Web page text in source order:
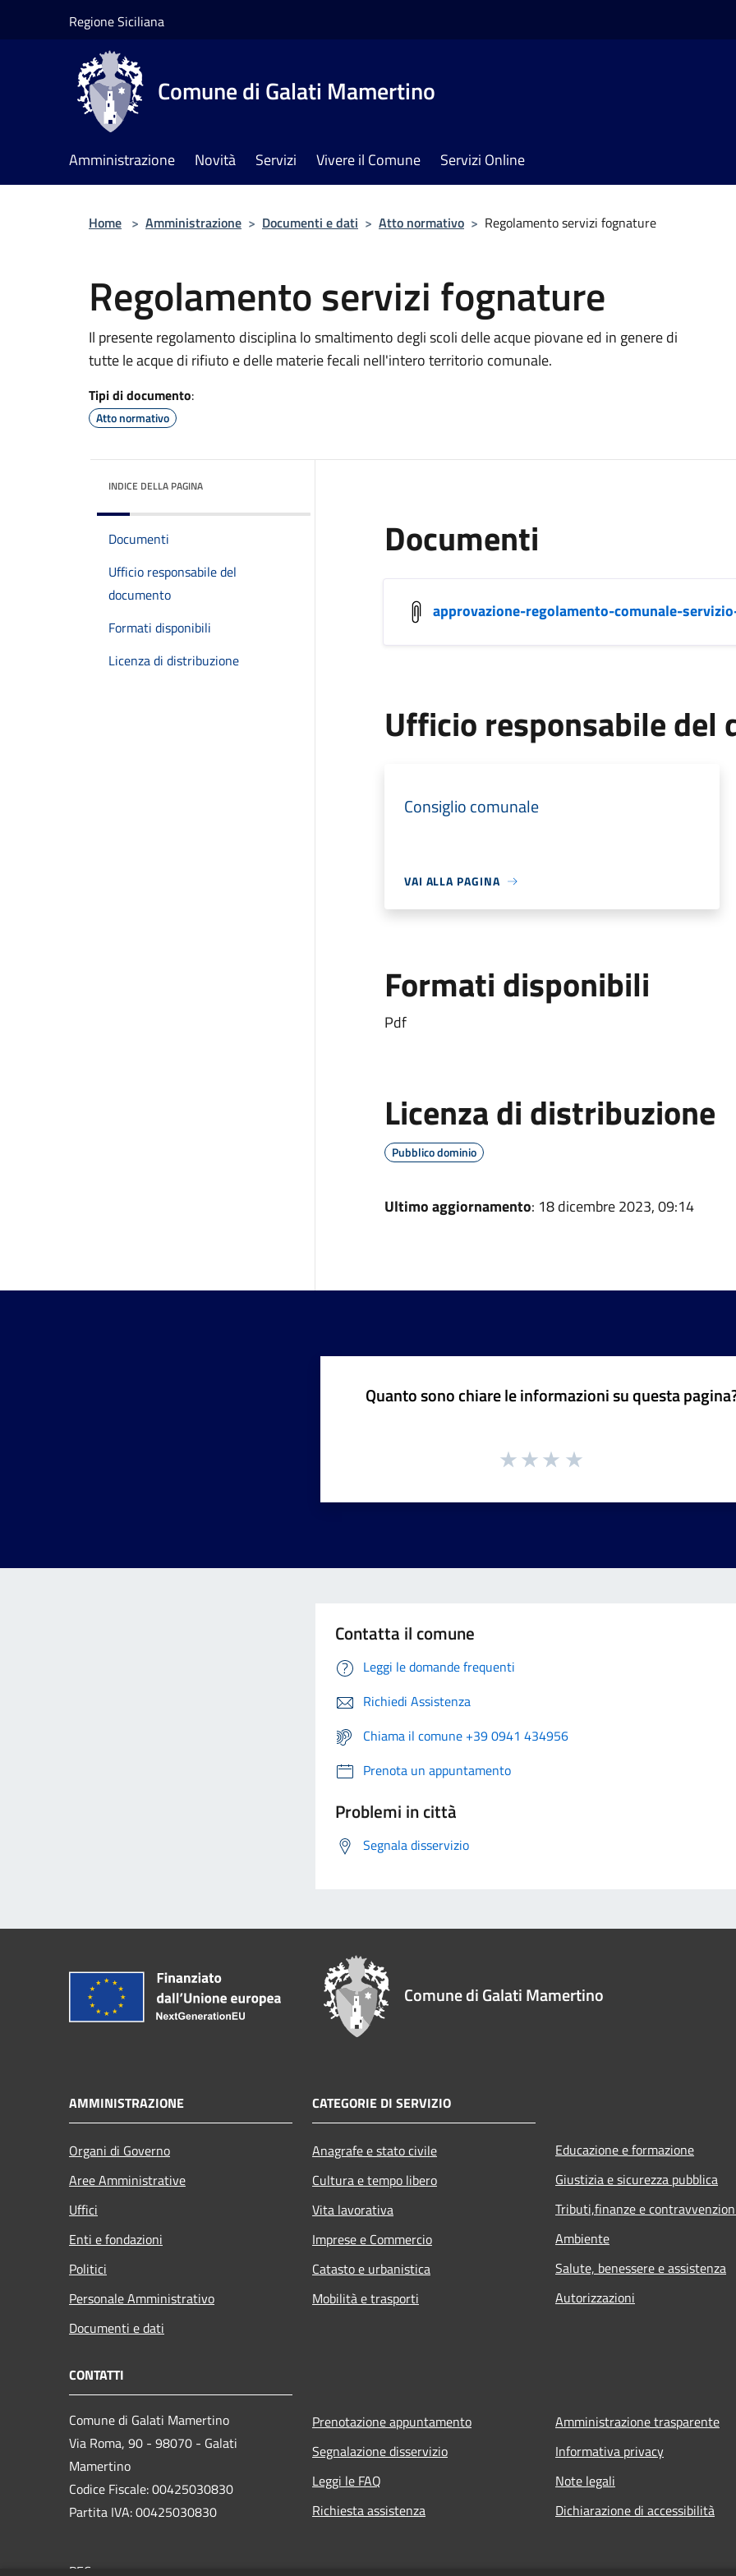
Regione Siciliana
Comune di Galati Mamertino
Amministrazione Novità Servizi Vivere il Comune Servizi Online
Home > Amministrazione > Documenti e dati > Atto normativo > Regolamento servizi fognature
Regolamento servizi fognature
Il presente regolamento disciplina lo smaltimento degli scoli delle acque piovane ed in genere di
tutte le acque di rifiuto e delle materie fecali nell'intero territorio comunale.
Tipi di documento:
Atto normativo
INDICE DELLA PAGINA
Documenti
Ufficio responsabile del
documento
Formati disponibili
Licenza di distribuzione
Documenti
approvazione-regolamento-comunale-
Ufficio responsabile del
Consiglio comunale
VAI ALLA PAGINA
Formati disponibili
Pdf
Licenza di distribuzione
Pubblico dominio
Ultimo aggiornamento: 18 dicembre 2023, 09:14
Quanto sono chiare le informazioni su questa
Contatta il comune
Leggi le domande frequenti
Richiedi Assistenza
Chiama il comune +39 0941 434956
Prenota un appuntamento
Problemi in città
Segnala disservizio
Comune di Galati Mamertino
AMMINISTRAZIONE
Organi di Governo
Aree Amministrative
Uffici
Enti e fondazioni
Politici
Personale Amministrativo
Documenti e dati
CATEGORIE DI SERVIZIO
Anagrafe e stato civile
Cultura e tempo libero
Vita lavorativa
Imprese e Commercio
Catasto e urbanistica
Mobilità e trasporti
Educazione e formazione
Giustizia e sicurezza pubblica
Tributi,finanze e
Ambiente
Salute, benessere e assistenza
Autorizzazioni
CONTATTI
Comune di Galati Mamertino
Via Roma, 90 - 98070 - Galati
Mamertino
Codice Fiscale: 00425030830
Partita IVA: 00425030830
PEC:
Prenotazione appuntamento
Segnalazione disservizio
Leggi le FAQ
Richiesta assistenza
Amministrazione trasparente
Informativa privacy
Note legali
Dichiarazione di accessibilità